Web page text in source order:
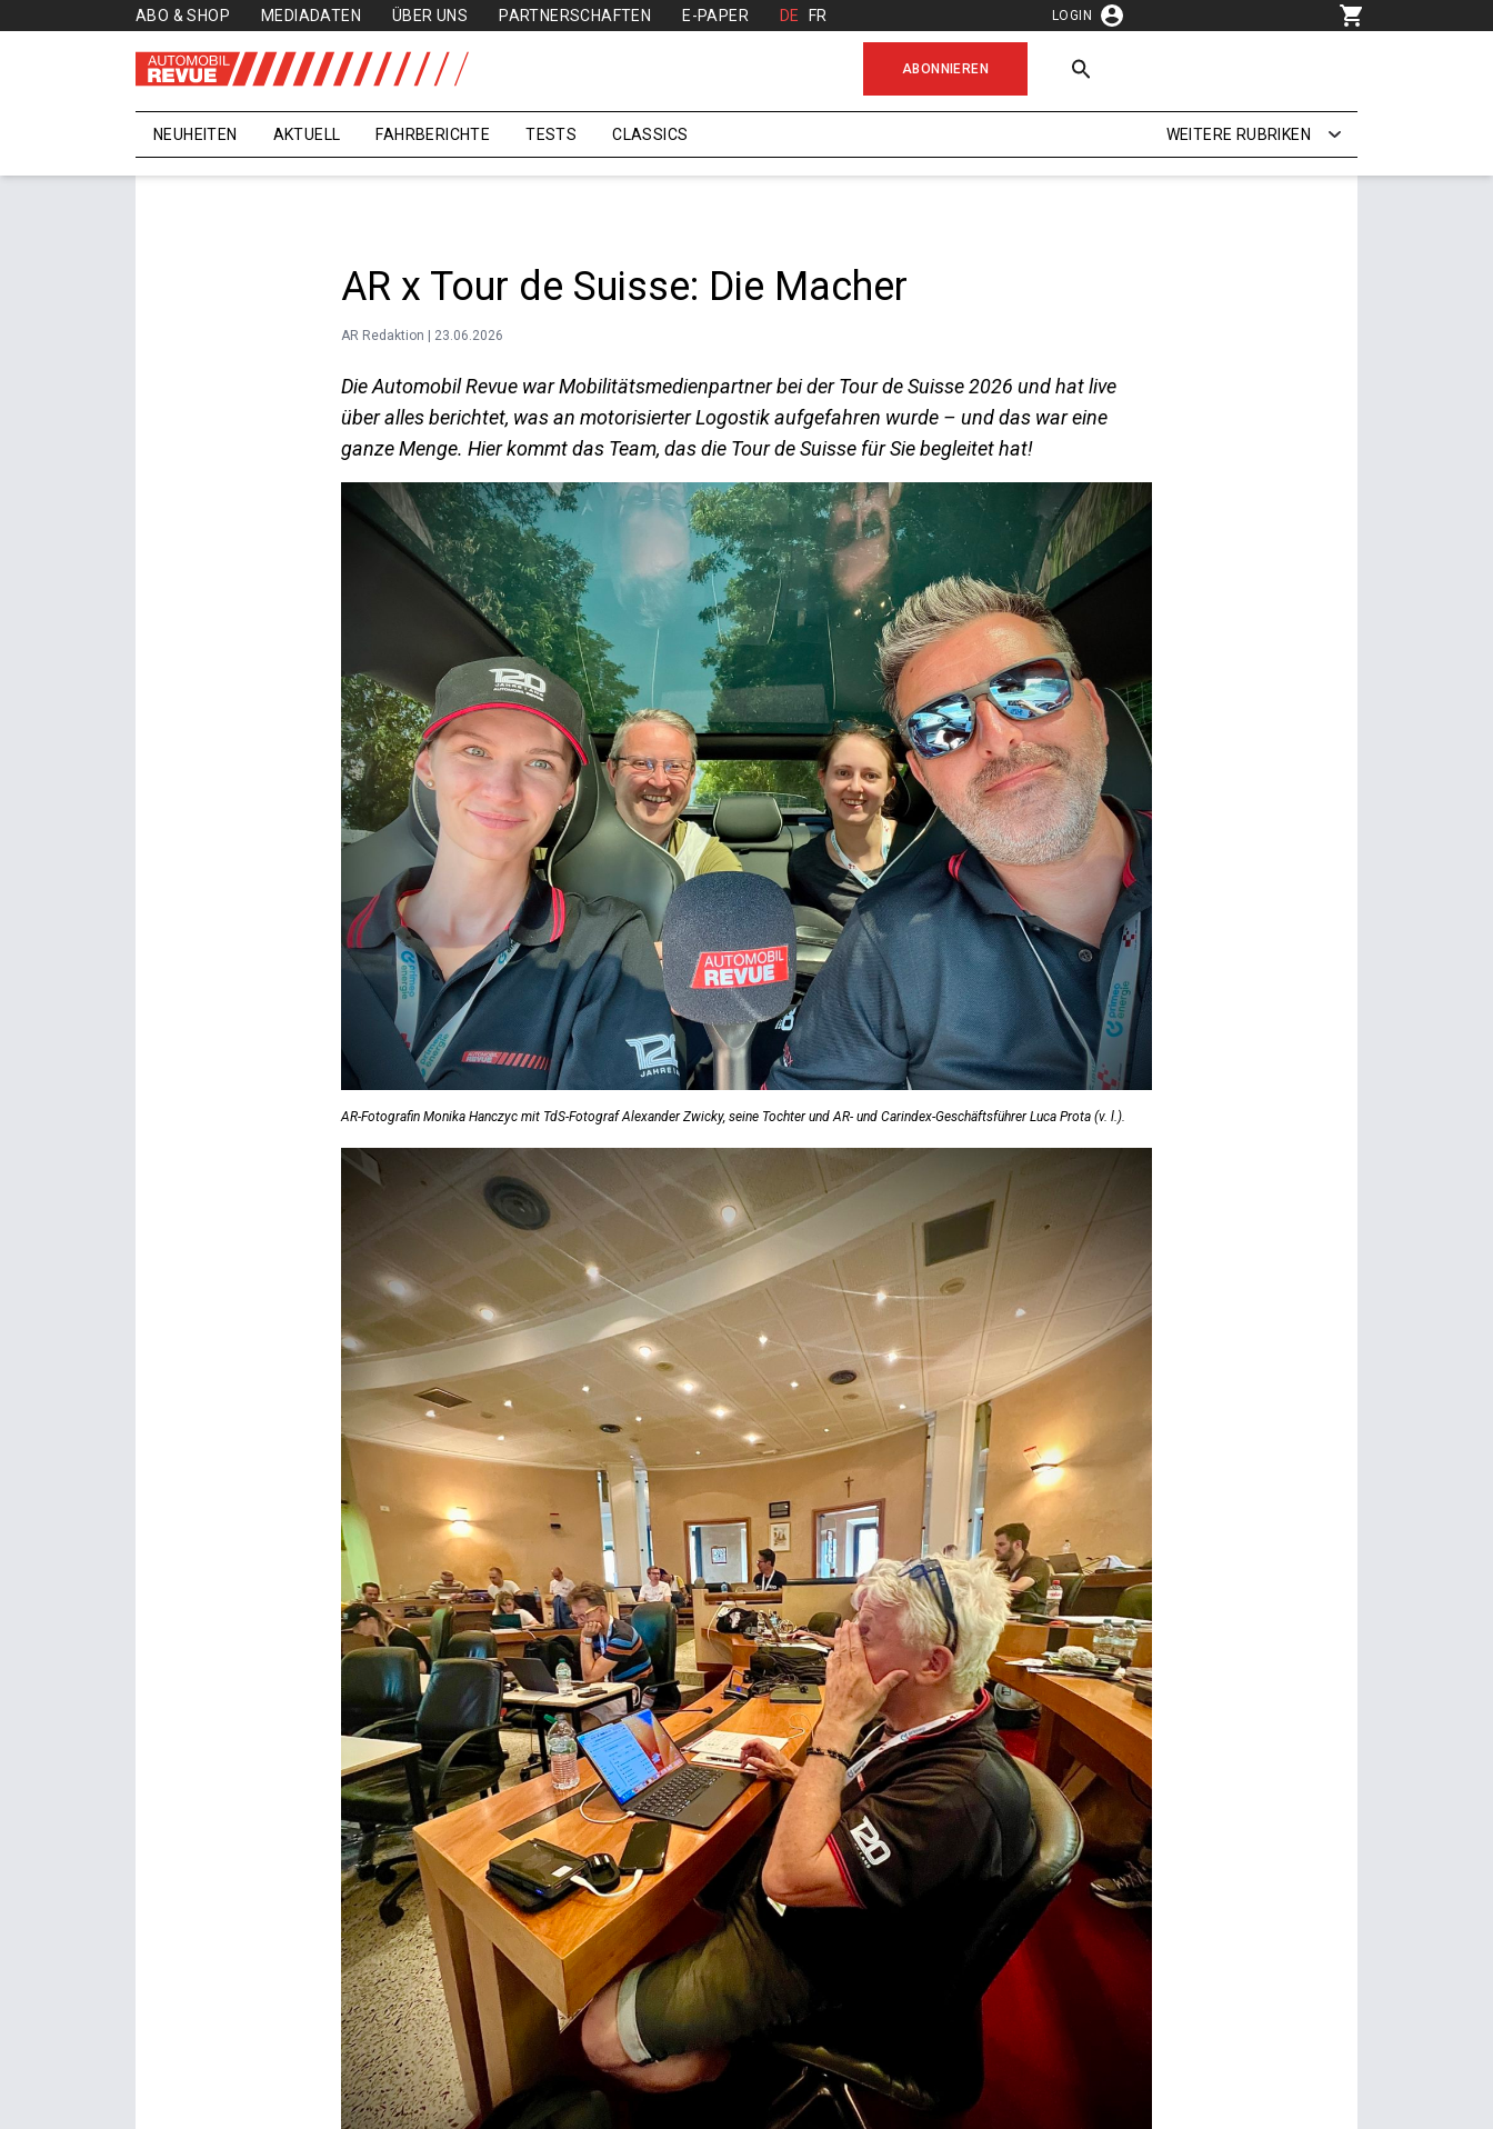
ABO & SHOP MEDIADATEN ÜBER UNS PARTNERSCHAFTEN E-PAPER DE FR LOGIN
ABONNIEREN
NEUHEITEN AKTUELL FAHRBERICHTE TESTS CLASSICS WEITERE RUBRIKEN
AR x Tour de Suisse: Die Macher
AR Redaktion | 23.06.2026
Die Automobil Revue war Mobilitätsmedienpartner bei der Tour de Suisse 2026 und hat live
über alles berichtet, was an motorisierter Logostik aufgefahren wurde – und das war eine
ganze Menge. Hier kommt das Team, das die Tour de Suisse für Sie begleitet hat!
AR-Fotografin Monika Hanczyc mit TdS-Fotograf Alexander Zwicky, seine Tochter und AR- und Carindex-Geschäftsführer Luca Prota (v. l.).